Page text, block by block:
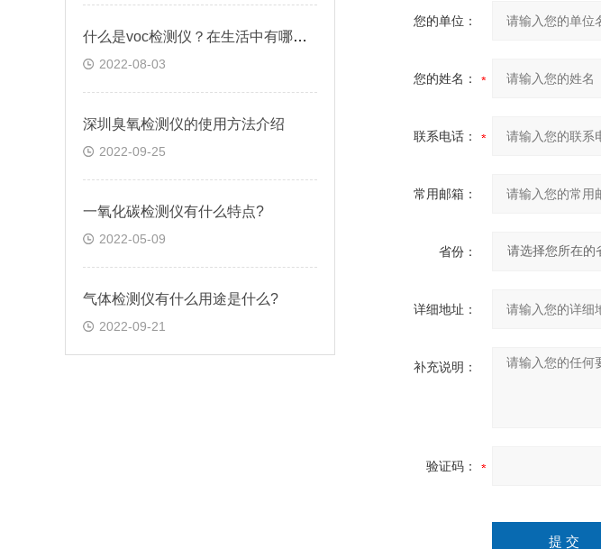
什么是voc检测仪？在生活中有哪些作用？
2022-08-03
深圳臭氧检测仪的使用方法介绍
2022-09-25
一氧化碳检测仪有什么特点?
2022-05-09
气体检测仪有什么用途是什么?
2022-09-21
您的单位：
您的姓名：
联系电话：
常用邮箱：
省份：
详细地址：
补充说明：
验证码：